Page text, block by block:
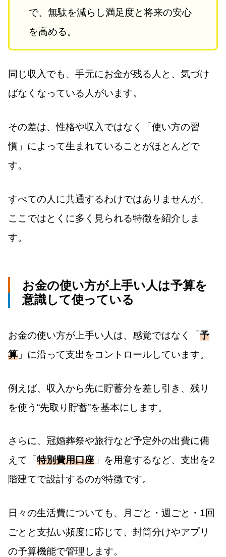
で、無駄を減らし満足度と将来の安心
を高める。
同じ収入でも、手元にお金が残る人と、気づけ
ばなくなっている人がいます。
その差は、性格や収入ではなく「使い方の習
慣」によって生まれていることがほとんどで
す。
すべての人に共通するわけではありませんが、
ここではとくに多く見られる特徴を紹介しま
す。
お金の使い方が上手い人は予算を
意識して使っている
お金の使い方が上手い人は、感覚ではなく「 予
算 」に沿って支出をコントロールしています。
例えば、収入から先に貯蓄分を差し引き、残り
を使う“先取り貯蓄”を基本にします。
さらに、冠婚葬祭や旅行など予定外の出費に備
えて「 特別費用口座 」を用意するなど、支出を2
階建てで設計するのが特徴です。
日々の生活費についても、月ごと・週ごと・1回
ごとと支払い頻度に応じて、封筒分けやアプリ
の予算機能で管理します。